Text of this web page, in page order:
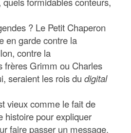
? Le Petit Chaperon
en garde contre la
contre la
frères Grimm ou Charles
seraient les rois dudigital
vieux comme le fait de
histoire pour expliquer
faire passer un message.